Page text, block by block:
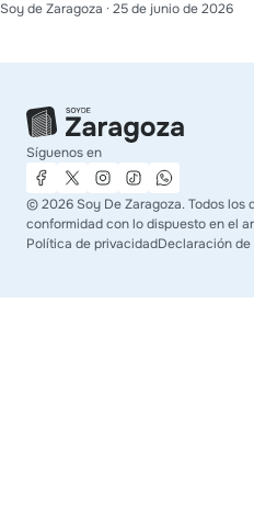
Soy de Zaragoza · 25 de junio de 2026
Síguenos en
©2026 Soy De Zaragoza. Todos
conformidad con lo dispuesto en el
Política de privacidadDeclaración